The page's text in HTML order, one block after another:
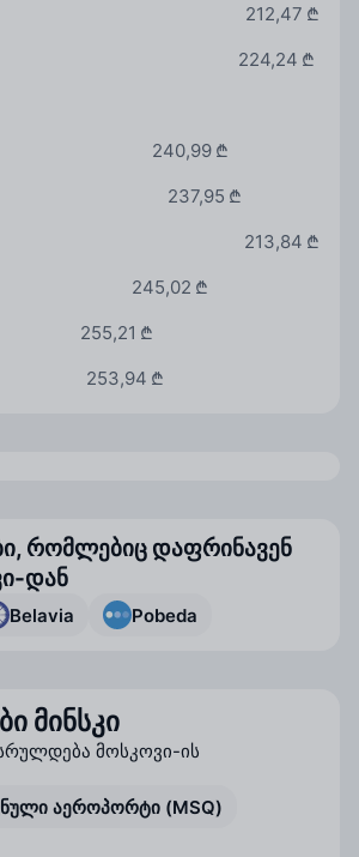
212,47 ₾
224,24 ₾
240,99 ₾
237,95 ₾
213,84 ₾
245,02 ₾
255,21 ₾
253,94 ₾
რომლებიც დაფრინავენ
დან
Belavia Pobeda
მინსკი
მოსკოვი-ის
აეროპორტი (MSQ)